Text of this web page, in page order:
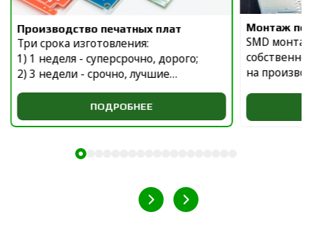
Производство печатных плат
Три срока изготовления:
1) 1 неделя - суперсрочно, дорого;
2) 3 недели - срочно, лучшие
пропорции цены и срока;
3) 6 недель - серия, оптимально по
цене.
ПОДРОБНЕЕ
Монтаж
SMD
на
в городе